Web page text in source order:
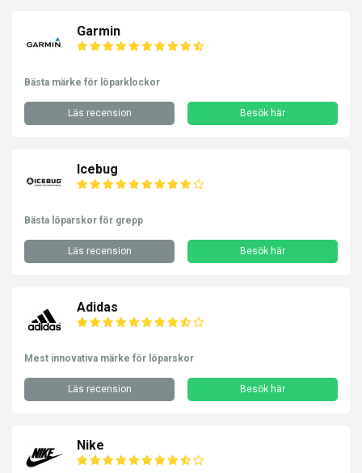
Garmin
Bästa märke för löparklockor
Läs recension Besök här
Icebug
Bästa löparskor för grepp
Läs recension Besök här
Adidas
Mest innovativa märke för löparskor
Läs recension Besök här
Nike